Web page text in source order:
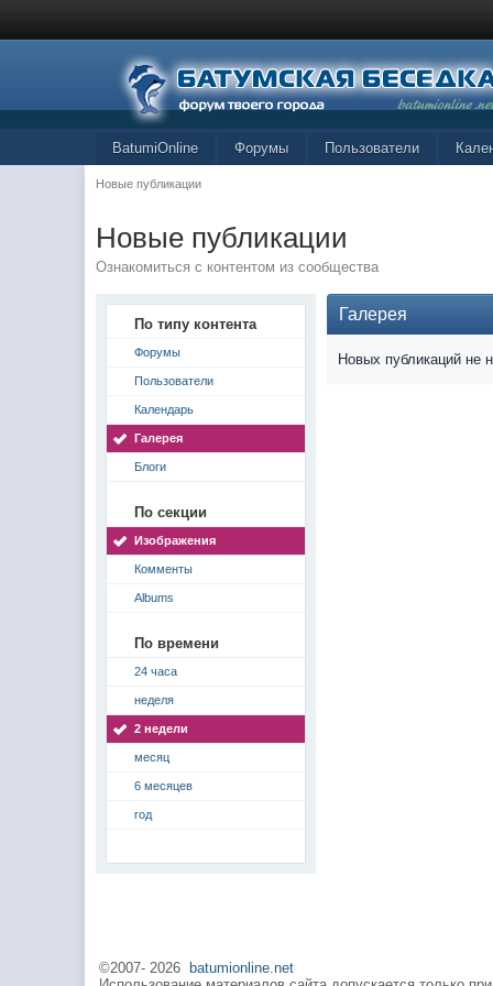
BatumiOnline Форумы Пользователи
Новые публикации
Новые публикации
Ознакомиться с контентом из сообщества
По типу контента
Форумы
Пользователи
Календарь
Галерея
Блоги
По секции
Изображения
Комменты
Albums
По времени
24 часа
неделя
2 недели
месяц
6 месяцев
год
Галерея
Новых публикаций не
©2007-2026
batumionline.net